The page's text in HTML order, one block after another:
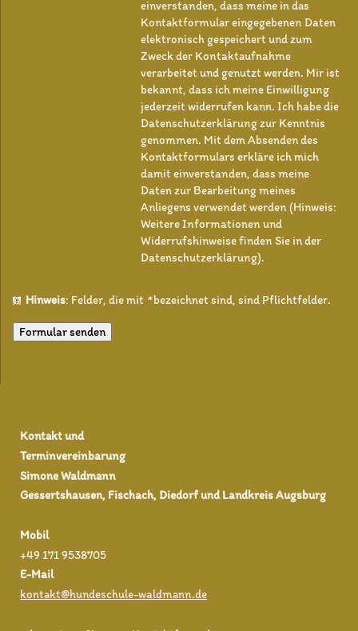
einverstanden, dass meine in das
Kontaktformular eingegebenen Daten
elektronisch gespeichert und zum
Zweck der Kontaktaufnahme
verarbeitet und genutzt werden. Mir ist
bekannt, dass ich meine Einwilligung
jederzeit widerrufen kann. Ich habe die
Datenschutzerklärung zur Kenntnis
genommen. Mit dem Absenden des
Kontaktformulars erkläre ich mich
damit einverstanden, dass meine
Daten zur Bearbeitung meines
Anliegens verwendet werden (Hinweis:
Weitere Informationen und
Widerrufshinweise finden Sie in der
Datenschutzerklärung).
Hinweis : Felder, die mit *bezeichnet sind, sind Pflichtfelder.
Kontakt und
Terminvereinbarung
Simone Waldmann
Gessertshausen, Fischach, Diedorf und Landkreis Augsburg
Mobil
+49 171 9538705
E-Mail
kontakt@hundeschule-waldmann.de